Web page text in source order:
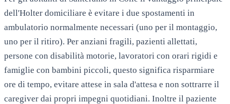
dell'Holter domiciliare è evitare i due spostamenti in
ambulatorio normalmente necessari (uno per il montaggio,
uno per il ritiro). Per anziani fragili, pazienti allettati,
persone con disabilità motorie, lavoratori con orari rigidi e
famiglie con bambini piccoli, questo significa risparmiare
ore di tempo, evitare attese in sala d'attesa e non sottrarre il
caregiver dai propri impegni quotidiani. Inoltre il paziente